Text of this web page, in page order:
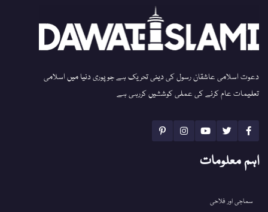
دعوت اسلامی عاشقان رسول کی دینی تحریک ہے جو پوری دنیا میں اسلامی
تعلیمات عام کرنے کی عملی کوششیں کررہی ہے
اہم معلومات
سماجی اور فلاحی